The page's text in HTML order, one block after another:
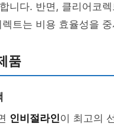
니다. 반면, 클리어코
트는 비용 효율성을
품
인비절라인이 최고의